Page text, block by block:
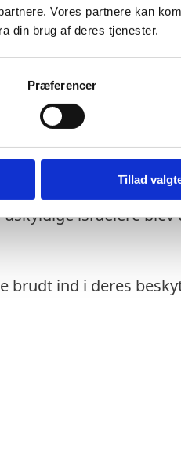
Vores partnere kan
din brug af deres tjenester.
Præferencer
Tillad
træer i baggrunden.
israelere
brudt ind i deres